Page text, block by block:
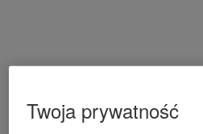
Twoja prywatność